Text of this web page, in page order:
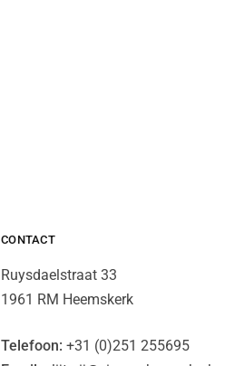
CONTACT
Ruysdaelstraat 33
1961 RM Heemskerk
Telefoon: +31 (0)251 255695